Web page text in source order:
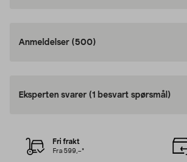
Anmeldelser (500)
Eksperten svarer (1 besvart spørsmål)
Fri frakt
Fra 599,–*